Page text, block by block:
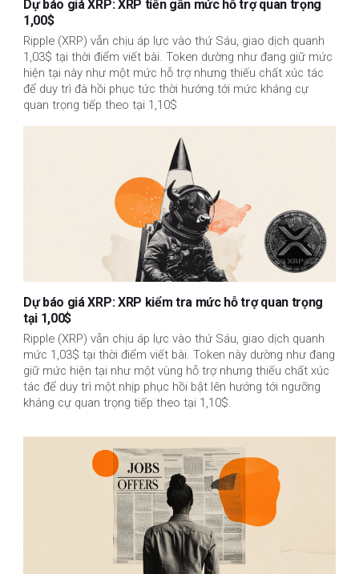
Dự báo giá XRP: XRP tiến gần mức hỗ trợ quan trọng
1,00$
Ripple (XRP) vẫn chịu áp lực vào thứ Sáu, giao dịch quanh
1,03$ tại thời điểm viết bài. Token dường như đang giữ mức
hiện tại này như một mức hỗ trợ nhưng thiếu chất xúc tác
để duy trì đà hồi phục tức thời hướng tới mức kháng cự
quan trọng tiếp theo tại 1,10$
Dự báo giá XRP: XRP kiểm tra mức hỗ trợ quan trọng
tại 1,00$
Ripple (XRP) vẫn chịu áp lực vào thứ Sáu, giao dịch quanh
mức 1,03$ tại thời điểm viết bài. Token này dường như đang
giữ mức hiện tại như một vùng hỗ trợ nhưng thiếu chất xúc
tác để duy trì một nhịp phục hồi bật lên hướng tới ngưỡng
kháng cự quan trọng tiếp theo tại 1,10$.